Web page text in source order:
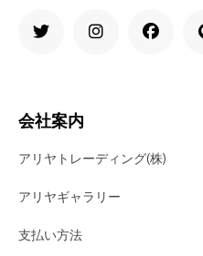
会社案内
アリヤトレーディング(株)
アリヤギャラリー
支払い方法